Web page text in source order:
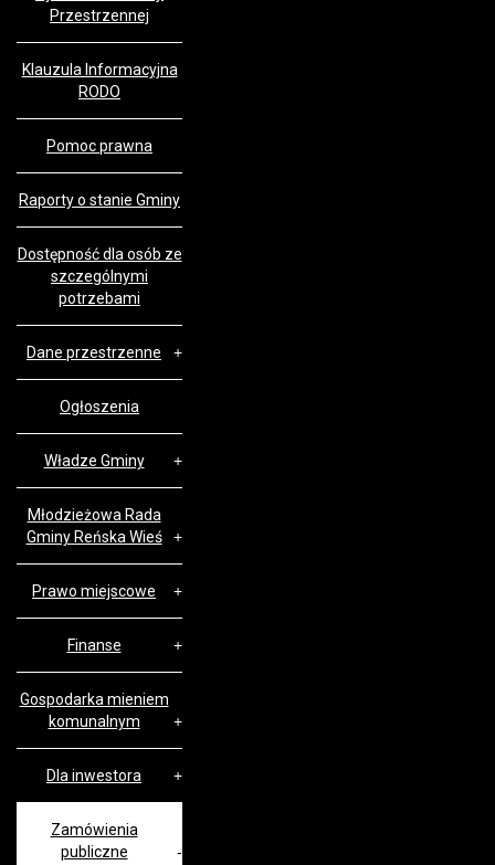
Przestrzennej
Klauzula Informacyjna
RODO
Pomoc prawna
Raporty o stanie Gminy
Dostępność dla osób ze
szczególnymi
potrzebami
Dane przestrzenne
Ogłoszenia
Władze Gminy
Młodzieżowa Rada
Gminy Reńska Wieś
Prawo miejscowe
Finanse
Gospodarka mieniem
komunalnym
Dla inwestora
Zamówienia
publiczne